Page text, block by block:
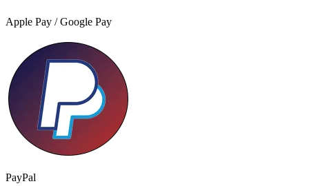
Apple Pay / Google Pay
PayPal